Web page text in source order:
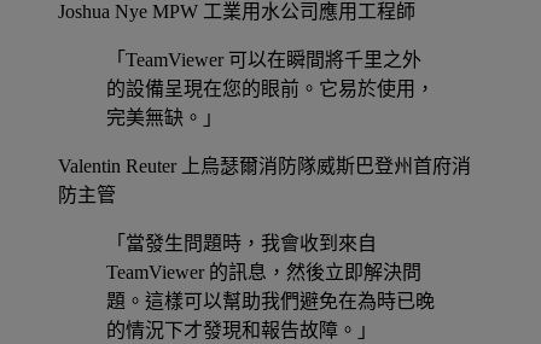
Joshua Nye MPW 工業用水公司應用工程師
「TeamViewer 可以在瞬間將千里之外
的設備呈現在您的眼前。它易於使用，
完美無缺。」
Valentin Reuter
上烏瑟爾消防隊威斯巴登州首府消
防主管
「當發生問題時，我會收到來自
TeamViewer 的訊息，然後立即解決問
題。這樣可以幫助我們避免在為時已晚
的情況下才發現和報告故障。」